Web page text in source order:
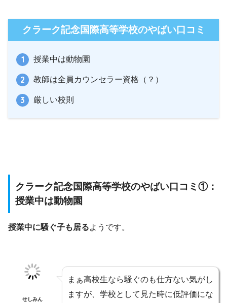
クラーク記念国際高等学校のやばい口コミ
授業中は動物園
教師は全員カウンセラー資格（？）
厳しい校則
クラーク記念国際高等学校のやばい口コミ①：
授業中は動物園
授業中に騒ぐ子も居るようです。
せしみん
まぁ高校生なら騒ぐのも仕方ない気がし
ますが、学校として見た時に低評価にな